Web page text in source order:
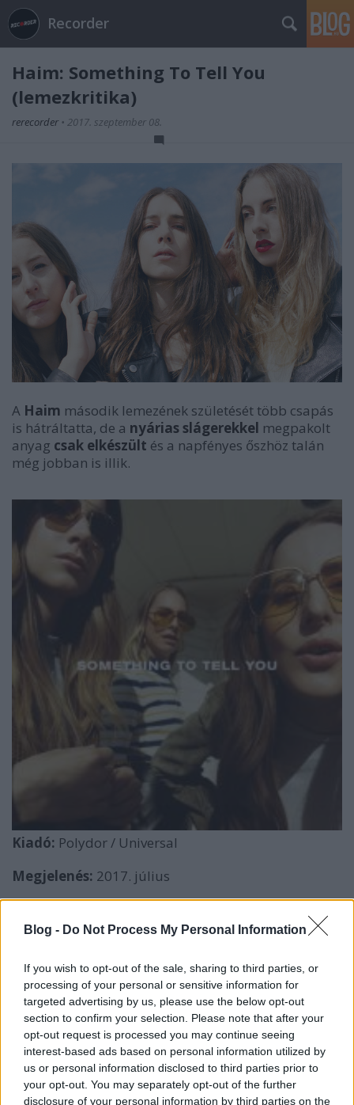
Blog - Do Not Process My Personal Information
If you wish to opt-out of the sale, sharing to third parties, or
processing of your personal or sensitive information for
targeted advertising by us, please use the below opt-out
section to confirm your selection. Please note that after your
opt-out request is processed you may continue seeing
interest-based ads based on personal information utilized by
us or personal information disclosed to third parties prior to
your opt-out. You may separately opt-out of the further
disclosure of your personal information by third parties on the
Recorder
Haim: Something To Tell You
(lemezkritika)
rerecorder • 2017. szeptember 08.
A Haim második lemezének születését több csapás
is hátráltatta, de a nyárias slágerekkel megpakolt
anyag csak elkészült és a napfényes őszhöz talán
még jobban is illik.
Kiadó: Polydor / Universal
Megjelenés: 2017. július
Kulcsdal:
A Haim-testvérek (és a sztárproducerAriel
Rechtshaid, aki a középső Haim-nővér,Danielle
fiúja is egyben) őrülten ügyes popmérnökök: gond
nélkül illesztik össze az ezredforduló utáni dance
popot a hatvanas évek girlgroup-hangzásával vagy a
kilencvenes évek r&b-jét a hetvenes évek AOR-
folkpopjával. Úgy, hogy a végeredmény közben nem
öncélú retró, ellenben nem is áramvonalasított